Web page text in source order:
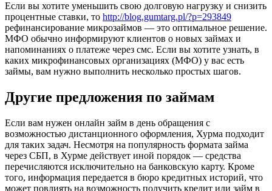
Если вы хотите уменьшить свою долговую нагрузку и снизить
процентные ставки, то http://blog.gumtarg.pl/?p=293849
рефинансирование микрозаймов — это оптимальное решение.
МФО обычно информируют клиентов о новых займах и
напоминаниях о платеже через смс. Если вы хотите узнать, в
каких микрофинансовых организациях (МФО) у вас есть
займы, вам нужно выполнить несколько простых шагов.
Другие предложения по займам
Если вам нужен онлайн займ в день обращения с
возможностью дистанционного оформления, Хурма подходит
для таких задач. Несмотря на популярность формата займа
через СБП, в Хурме действует иной порядок — средства
перечисляются исключительно на банковскую карту. Кроме
того, информация передается в бюро кредитных историй, что
может повлиять на возможность получить кредит или займ в